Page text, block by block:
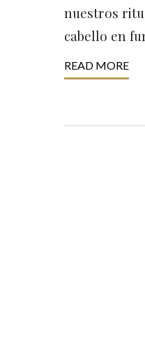
nuestros
cabello en
READ MORE